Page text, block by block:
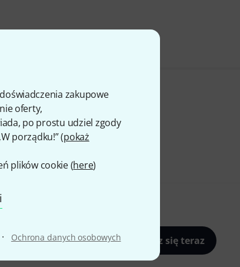
zakupowe
oferty,
po prostu udziel zgody
porządku!” (pokaż
plików cookie (here)
· Ochrona danych osobowych Zapisz się teraz